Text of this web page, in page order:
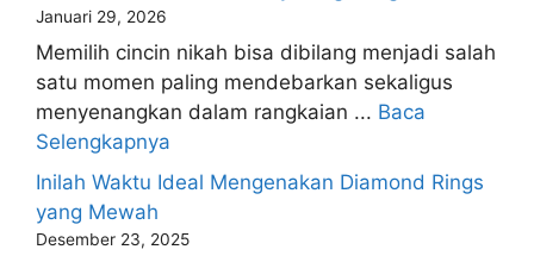
Januari 29, 2026
Memilih cincin nikah bisa dibilang menjadi salah
satu momen paling mendebarkan sekaligus
menyenangkan dalam rangkaian ... Baca
Selengkapnya
Inilah Waktu Ideal Mengenakan Diamond Rings
yang Mewah
Desember 23, 2025